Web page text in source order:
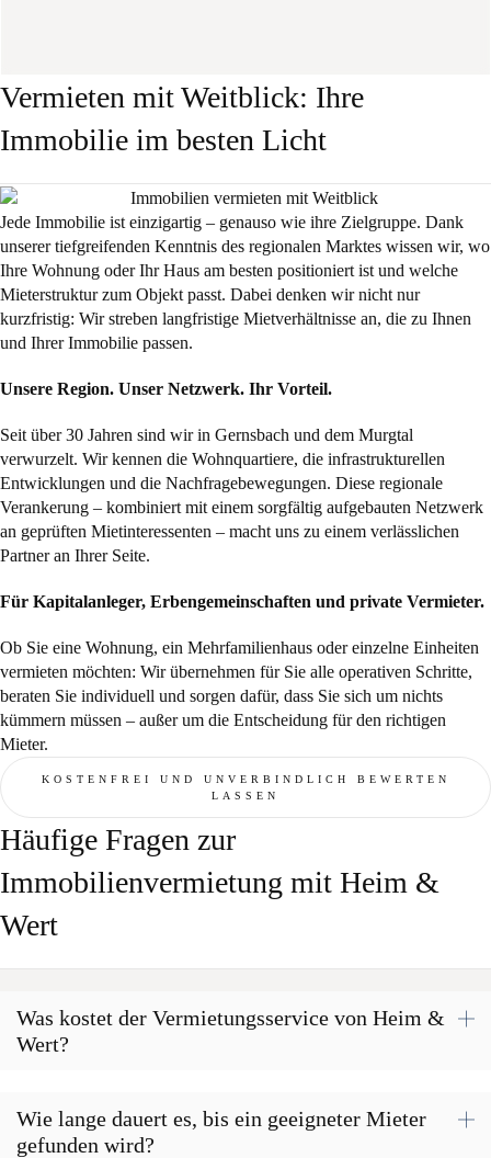
Vermieten mit Weitblick: Ihre
Immobilie im besten Licht
Jede Immobilie ist einzigartig – genauso wie ihre Zielgruppe. Dank
unserer tiefgreifenden Kenntnis des regionalen Marktes wissen wir, wo
Ihre Wohnung oder Ihr Haus am besten positioniert ist und welche
Mieterstruktur zum Objekt passt. Dabei denken wir nicht nur
kurzfristig: Wir streben langfristige Mietverhältnisse an, die zu Ihnen
und Ihrer Immobilie passen.
Unsere Region. Unser Netzwerk. Ihr Vorteil.
Seit über 30 Jahren sind wir in Gernsbach und dem Murgtal
verwurzelt. Wir kennen die Wohnquartiere, die infrastrukturellen
Entwicklungen und die Nachfragebewegungen. Diese regionale
Verankerung – kombiniert mit einem sorgfältig aufgebauten Netzwerk
an geprüften Mietinteressenten – macht uns zu einem verlässlichen
Partner an Ihrer Seite.
Für Kapitalanleger, Erbengemeinschaften und private Vermieter.
Ob Sie eine Wohnung, ein Mehrfamilienhaus oder einzelne Einheiten
vermieten möchten: Wir übernehmen für Sie alle operativen Schritte,
beraten Sie individuell und sorgen dafür, dass Sie sich um nichts
kümmern müssen – außer um die Entscheidung für den richtigen
Mieter.
KOSTENFREI UND UNVERBINDLICH BEWERTEN
LASSEN
Häufige Fragen zur
Immobilienvermietung mit Heim &
Wert
Was kostet der Vermietungsservice von Heim &
Wert?
Wie lange dauert es, bis ein geeigneter Mieter
gefunden wird?